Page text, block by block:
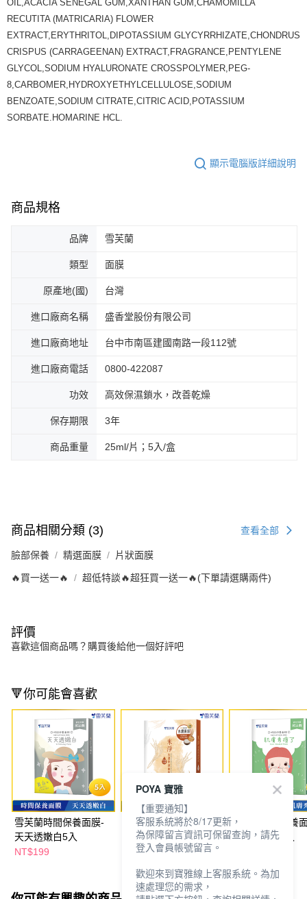
OIL,ACACIA SENEGAL GUM,XANTHAN GUM,CHAMOMILLA
RECUTITA (MATRICARIA) FLOWER
EXTRACT,ERYTHRITOL,DIPOTASSIUM GLYCYRRHIZATE,CHONDRUS
CRISPUS (CARRAGEENAN) EXTRACT,FRAGRANCE,PENTYLENE
GLYCOL,SODIUM HYALURONATE CROSSPOLYMER,PEG-
8,CARBOMER,HYDROXYETHYLCELLULOSE,SODIUM
BENZOATE,SODIUM CITRATE,CITRIC ACID,POTASSIUM
SORBATE.HOMARINE HCL.
顯示電腦版詳細說明
商品規格
品牌 雪芙蘭
類型 面膜
原產地(國) 台灣
進口廠商名稱 盛香堂股份有限公司
進口廠商地址 台中市南區建國南路一段112號
進口廠商電話 0800-422087
功效 高效保濕鎖水，改善乾燥
保存期限 3年
商品重量 25ml/片；5入/盒
商品相關分類 (3) 查看全部
臉部保養 精選面膜 片狀面膜
🔥買一送一🔥 超低特談🔥超狂買一送一🔥(下單請選購兩件)
評價
喜歡這個商品嗎？購買後給他一個好評吧
🔻你可能會喜歡
雪芙蘭時間保養面膜-
天天透嫩白5入
NT$199
雪芙蘭米淨水潤修護面
膜5入
NT$199
雪芙蘭時間保養
肌膚秀痘了5入
POYA 寶雅
【重要通知】
客服系統將於8/17更新，
為保障留言資訊可保留查詢，請先
登入會員帳號留言。
歡迎來到寶雅線上客服系統。為加
速處理您的需求，